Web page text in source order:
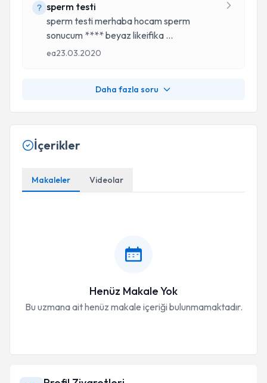
sperm testi
sperm testi merhaba hocam sperm
sonucum **** beyaz likeifika ...
ea23.03.2020
Daha fazla soru
İçerikler
Makaleler Videolar
Henüz Makale Yok
Bu uzmana ait henüz makale içeriği bulunmamaktadır.